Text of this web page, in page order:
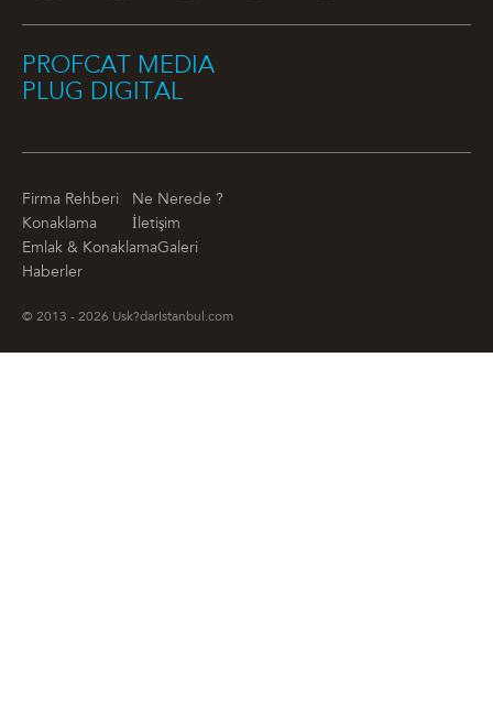
PROFCAT MEDIA
PLUG DIGITAL
Firma Rehberi
Ne Nerede ?
Konaklama
İletişim
Emlak & KonaklamaGaleri
Haberler
© 2013 - 2026 Usk?darIstanbul.com